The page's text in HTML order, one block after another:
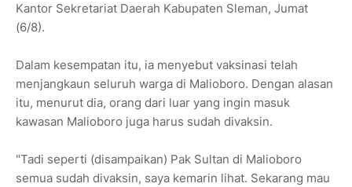
Kantor Sekretariat Daerah Kabupaten Sleman, Jumat
(6/8).
Dalam kesempatan itu, ia menyebut vaksinasi telah
menjangkaun seluruh warga di Malioboro. Dengan alasan
itu, menurut dia, orang dari luar yang ingin masuk
kawasan Malioboro juga harus sudah divaksin.
"Tadi seperti (disampaikan) Pak Sultan di Malioboro
semua sudah divaksin, saya kemarin lihat. Sekarang mau